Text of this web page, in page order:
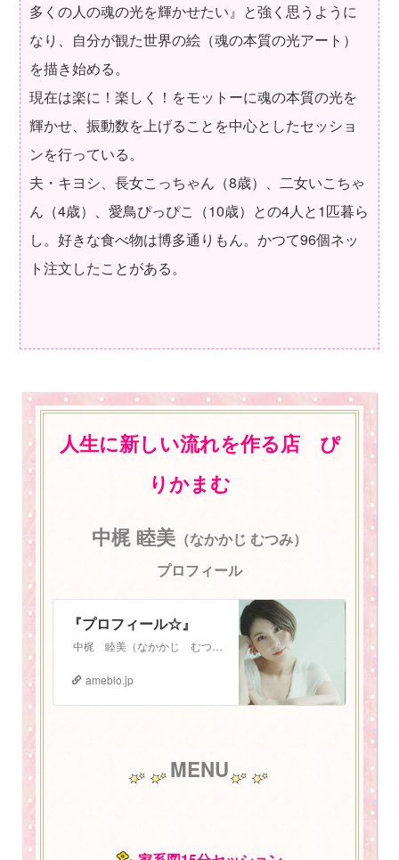
多くの人の魂の光を輝かせたい』と強く思うように
なり、自分が観た世界の絵（魂の本質の光アート）
を描き始める。
現在は楽に！楽しく！をモットーに魂の本質の光を
輝かせ、振動数を上げることを中心としたセッショ
ンを行っている。
夫・キヨシ、長女こっちゃん（8歳）、二女いこちゃ
ん（4歳）、愛鳥ぴっぴこ（10歳）との4人と1匹暮ら
し。好きな食べ物は博多通りもん。かつて96個ネッ
ト注文したことがある。
人生に新しい流れを作る店 ぴ
りかまむ
中梶 睦美 （なかかじ むつみ）
プロフィール
『プロフィール☆』
ameblo.jp
MENU